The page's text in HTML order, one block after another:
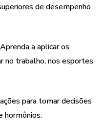
sua segurança e
através da Hotmart. A
prévio dos produtos
a tecnicidade e
A existência de um
de qualidade de conteúdo
Ao adquiri-lo, o
de desempenho
a aplicar os
no trabalho, nos esportes
para tomar decisões
hormônios.